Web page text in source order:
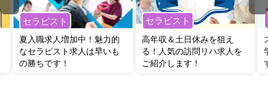
セラピスト
夏入職求人増加中！魅力的
なセラピスト求人は早いも
の勝ちです！
セラピスト
高年収＆土日休みを狙え
る！人気の訪問リハ求人を
ご紹介します！